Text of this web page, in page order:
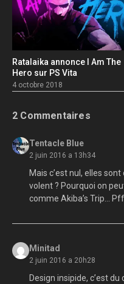
Ratalaika annonce I Am The
Hero sur PS Vita
4 octobre 2018
2 Commentaires
Tentacle Blue
2 juin 2016 a 13h34
Mais c’est nul, elles
volent ? Pourquoi on
comme Akiba’s Trip…
Minitad
2 juin 2016 a 20h28
Design insipide, c’est